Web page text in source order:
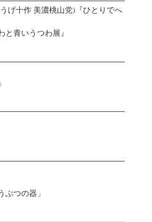
げ十作 美濃桃山党)『ひとりでへ
青いうつわ展』
ぶつの器」